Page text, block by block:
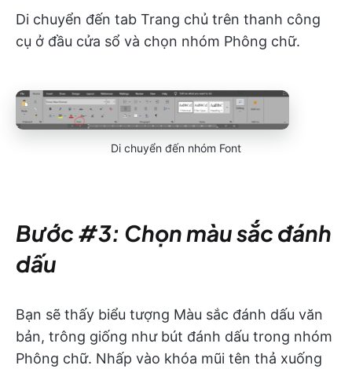
Di chuyển đến tab Trang chủ trên thanh công
cụ ở đầu cửa sổ và chọn nhóm Phông chữ.
Di chuyển đến nhóm Font
Bước #3: Chọn màu sắc đánh
dấu
Bạn sẽ thấy biểu tượng Màu sắc đánh dấu văn
bản, trông giống như bút đánh dấu trong nhóm
Phông chữ. Nhấp vào khóa mũi tên thả xuống